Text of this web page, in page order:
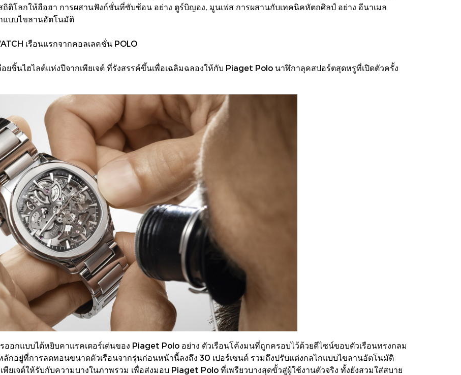
ติโลกให้ฮือฮา การผสานฟังก์ชั่นที่ซับซ้อน อย่าง ตูร์บิญอง, มูนเฟส การผสานกับเทคนิคหัตถศิลป์ อย่าง อีนาเมล
แบบไขลานอัตโนมัติ
เรือนแรกจากคอลเลคชั่น POLO
ยชิ้นไฮไลต์แห่งปีจากเพียเจต์ ที่รังสรรค์ขึ้นเพื่อเฉลิมฉลองให้กับ Piaget Polo นาฬิกาลุคสปอร์ตสุดหรูที่เปิดตัวครั้ง
อกแบบได้หยิบคาแรคเตอร์เด่นของ Piaget Polo อย่าง ตัวเรือนโค้งมนที่ถูกครอบไว้ด้วยดีไซน์ขอบตัวเรือนทรงกลม
กอยู่ที่การลดทอนขนาดตัวเรือนจากรุ่นก่อนหน้านี้ลงถึง 30 เปอร์เซนต์ รวมถึงปรับแต่งกลไกแบบไขลานอัตโนมัติ
เจต์ให้รับกับความบางในภาพรวม เพื่อส่งมอบ Piaget Polo ที่เพรียวบางสุดขั้วสู่ผู้ใช้งานตัวจริง ทั้งยังสวมใส่สบาย